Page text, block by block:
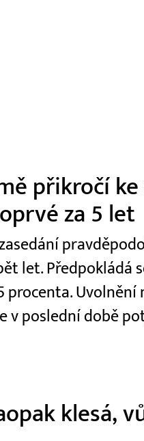
přikročí
za 5 let
let. Předpokládá
v poslední době
klesá,